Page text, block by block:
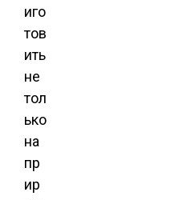
иго
тов
ить
не
тол
ько
на
пр
ир